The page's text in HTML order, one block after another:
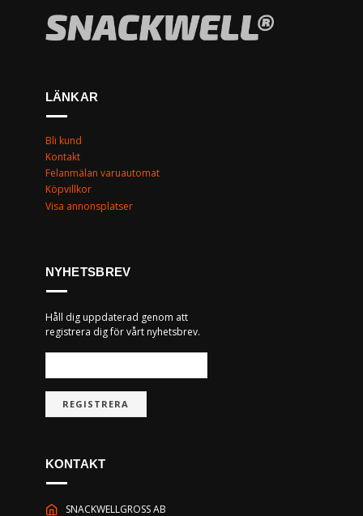
LÄNKAR
Bli kund
Kontakt
Felanmälan varuautomat
Köpvillkor
Visa annonsplatser
NYHETSBREV
Håll dig uppdaterad genom att
registrera dig för vårt nyhetsbrev.
REGISTRERA
KONTAKT
SNACKWELLGROSS AB